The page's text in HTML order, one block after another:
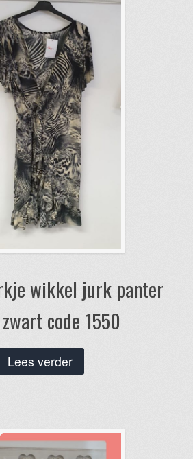
wikkel jurk panter
code 1550
Lees verder